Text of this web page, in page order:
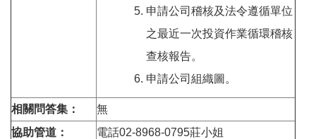
申請公司稽核及法令遵循單位
之最近一次投資作業循環稽核
查核報告。
申請公司組織圖。
相關問答集：
無
協助管道：
電話02-8968-0795莊小姐